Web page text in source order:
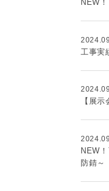
NEW
工事実
【展
NEW
防錆～